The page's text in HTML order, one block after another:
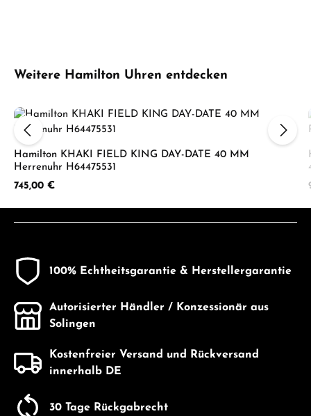
Produktgalerie überspringen
Weitere Hamilton Uhren entdecken
Hamilton KHAKI FIELD KING DAY-DATE 40 MM
Herrenuhr H64475531
Regulärer Preis:
745,00 €
100% Echtheitsgarantie & Herstellergarantie
Autorisierter Händler / Konzessionär aus
Solingen
Kostenfreier Versand und Rückversand
innerhalb DE
30 Tage Rückgabrecht